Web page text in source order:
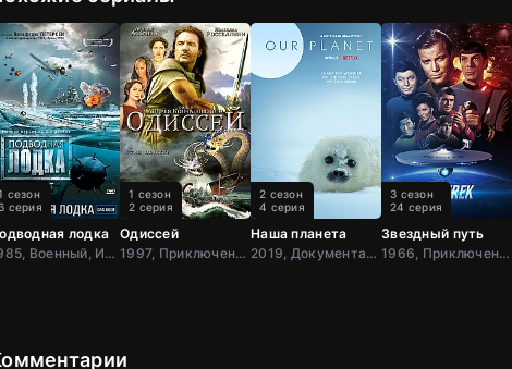
лодка
1985, Военный, Исторический, Боевик, Триллер, Драма, Великобрит
сезон
серия
Одиссей
1997, Приключения, Фэнтези, Исторический, Зарубежный, Драма, США,
1 сезон
2 серия
Наша планета
2019, Документальный, Зарубежный, США
2 сезон
4 серия
Звездный путь
1966, Приключения, Фантастика, Боевик, США
3 сезон
24 серия